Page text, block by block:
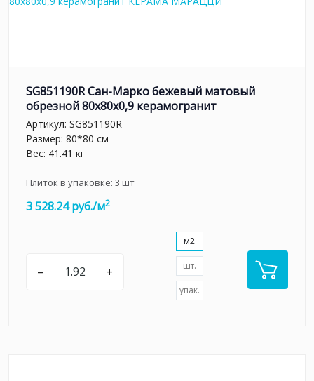
SG851190R Сан-Марко бежевый матовый
обрезной 80x80x0,9 керамогранит
Артикул: SG851190R
Размер: 80*80 см
Вес: 41.41 кг
Плиток в упаковке: 3 шт
3 528.24 руб./м2
– +
м2
шт.
упак.